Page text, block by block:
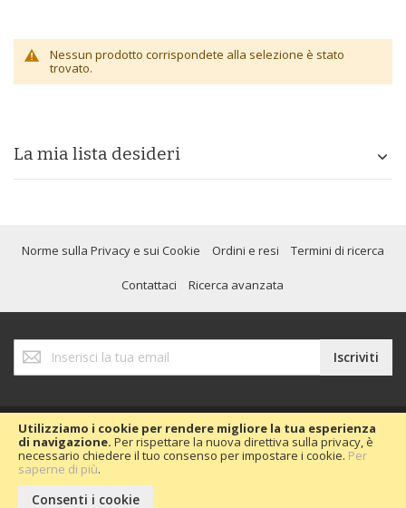
Utilizziamo i cookie per rendere migliore la tua esperienza
di navigazione. Per rispettare la nuova direttiva sulla privacy, è
necessario chiedere il tuo consenso per impostare i cookie. Per
saperne di più.
Consenti i cookie
Nessun prodotto corrispondete alla selezione è stato
trovato.
La mia lista desideri
Norme sulla Privacy e sui Cookie Ordini e resi Termini di ricerca
Contattaci Ricerca avanzata
alla
nostra
Iscriviti
Copyright © 2020 Passion Car 2016.